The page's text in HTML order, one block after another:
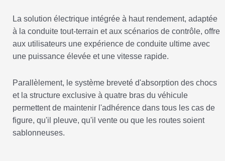
La solution électrique intégrée à haut rendement, adaptée
à la conduite tout-terrain et aux scénarios de contrôle, offre
aux utilisateurs une expérience de conduite ultime avec
une puissance élevée et une vitesse rapide.
Parallèlement, le système breveté d'absorption des chocs
et la structure exclusive à quatre bras du véhicule
permettent de maintenir l'adhérence dans tous les cas de
figure, qu'il pleuve, qu'il vente ou que les routes soient
sablonneuses.